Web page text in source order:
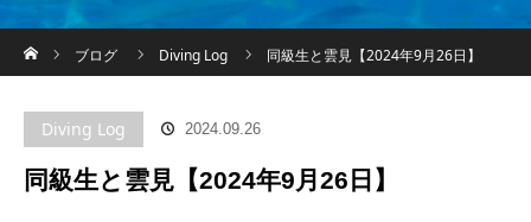
ブログ
Diving Log 同級生と雲見【2024年9月26日】
Diving Log 2024.09.26
同級生と雲見【2024年9月26日】